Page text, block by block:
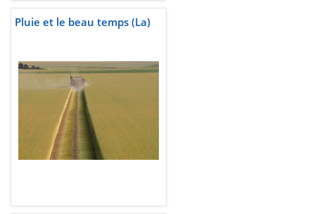
Pluie et le beau temps (La)